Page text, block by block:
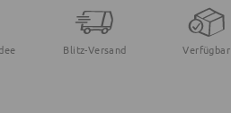
Blitz-Versand Verfügbar